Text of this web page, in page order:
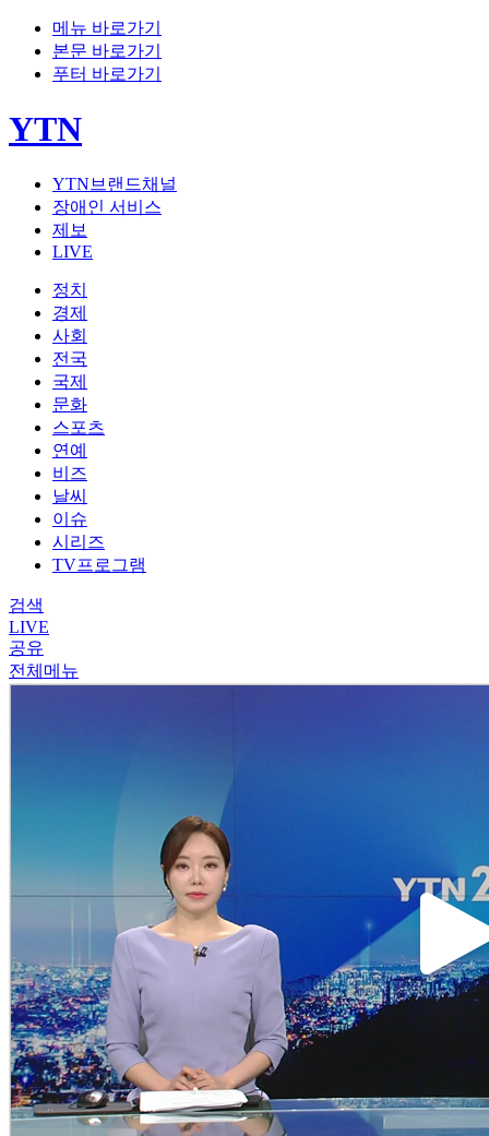
메뉴 바로가기
본문 바로가기
푸터 바로가기
YTN
YTN브랜드채널
장애인 서비스
제보
LIVE
정치
경제
사회
전국
국제
문화
스포츠
연예
비즈
날씨
이슈
시리즈
TV프로그램
검색
LIVE
공유
전체메뉴